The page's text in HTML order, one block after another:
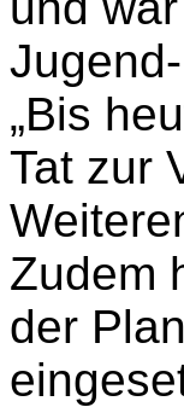
„Bis
Tat zur
Zudem
der